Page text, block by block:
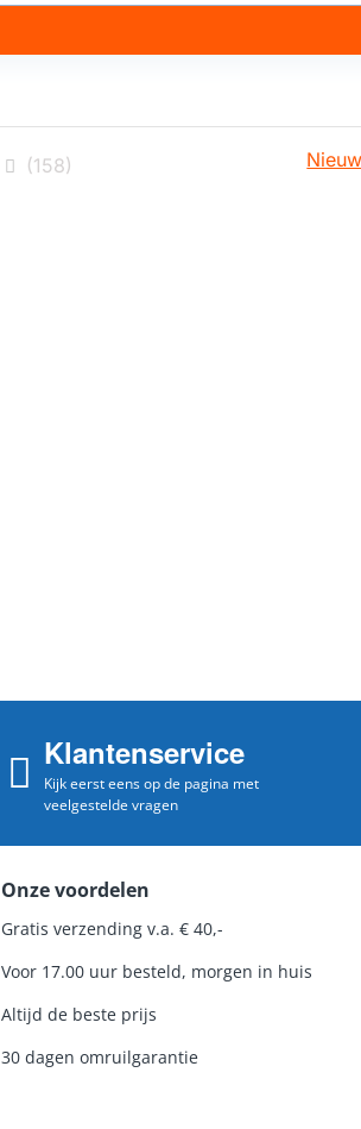
(158)
Klantenservice
Kijk eerst eens op de pagina met
veelgestelde vragen
Onze voordelen
Gratis verzending v.a. € 40,-
Voor 17.00 uur besteld, morgen in huis
Altijd de beste prijs
30 dagen omruilgarantie